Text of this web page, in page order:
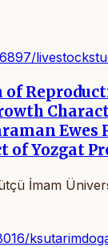
Ewes
of Yozgat
İmam